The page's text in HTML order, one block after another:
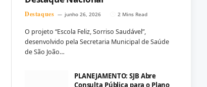
Destaques junho 26, 2026 2 Mins Read
O projeto “Escola Feliz, Sorriso Saudável”,
desenvolvido pela Secretaria Municipal de Saúde
de São João…
PLANEJAMENTO: SJB Abre
Consulta Pública para o Plano